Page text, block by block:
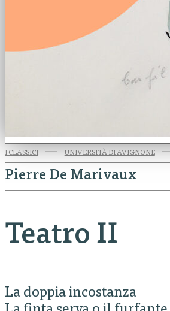
I CLASSICI UNIVERSITÀ DI AVIGNONE
Pierre De Marivaux
Teatro II
La doppia incostanza